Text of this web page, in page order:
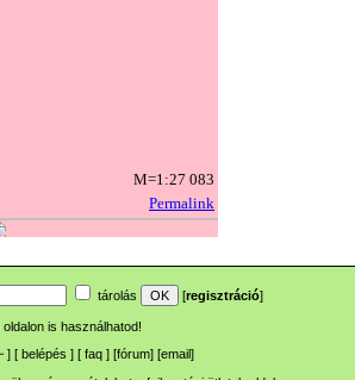
tárolás [regisztráció]
oldalon is használhatod!
] [ belépés ] [ faq ] [fórum] [email]